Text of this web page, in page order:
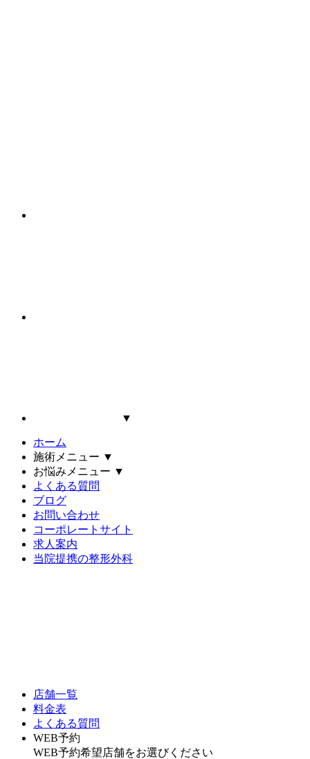
▼
ホーム
施術メニュー ▼
お悩みメニュー ▼
よくある質問
ブログ
お問い合わせ
コーポレートサイト
求人案内
当院提携の整形外科
店舗一覧
料金表
よくある質問
WEB予約
WEB予約希望店舗をお選びください